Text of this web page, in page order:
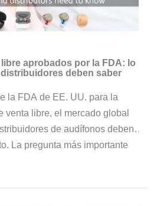
aprobados por la FDA: lo
deben saber
la FDA de EE. UU. para la
venta libre, el mercado global
de audífonos deben
La pregunta más importante
auditiva: ¿Son